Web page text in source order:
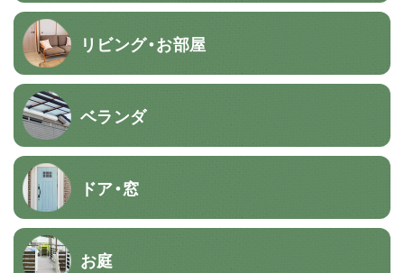
リビング・お部屋
ベランダ
ドア・窓
お庭